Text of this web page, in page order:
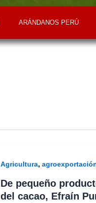
ARÁNDANOS PERÚ
Agricultura,
De pequeño
del cacao, Efraín